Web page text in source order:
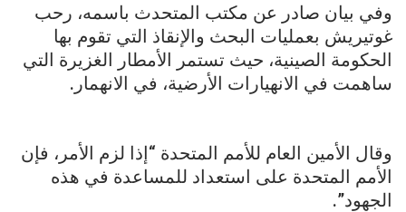
وفي بيان صادر عن مكتب المتحدث باسمه، رحب
غوتيريش بعمليات البحث والإنقاذ التي تقوم بها
الحكومة الصينية، حيث تستمر الأمطار الغزيرة التي
ساهمت في الانهيارات الأرضية، في الانهمار.
وقال الأمين العام للأمم المتحدة “إذا لزم الأمر، فإن
الأمم المتحدة على استعداد للمساعدة في هذه
الجهود”.